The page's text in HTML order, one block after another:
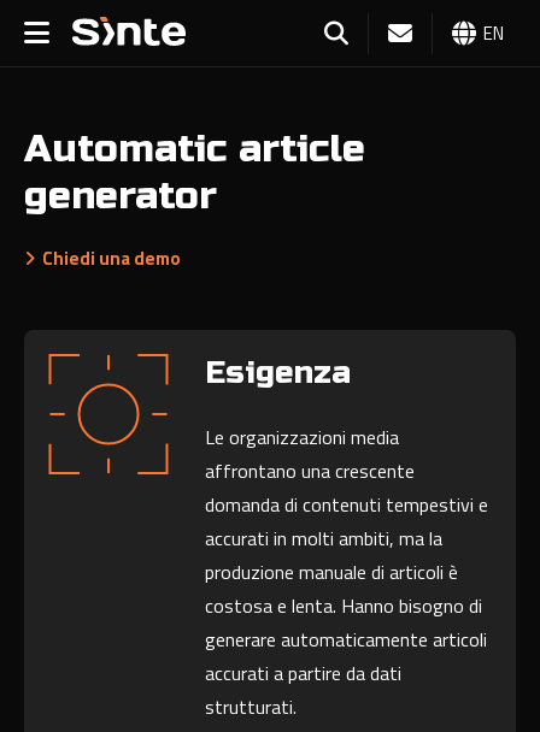
EN
Automatic article
generator
Chiedi una demo
Esigenza
Le organizzazioni media
affrontano una crescente
domanda di contenuti tempestivi e
accurati in molti ambiti, ma la
produzione manuale di articoli è
costosa e lenta. Hanno bisogno di
generare automaticamente articoli
accurati a partire da dati
strutturati.